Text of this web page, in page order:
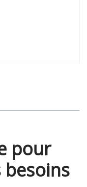
pour
besoins